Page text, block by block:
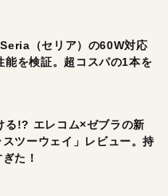
（セリア）の60W対応
能を検証。超コスパの1本を
る!? エレコム×ゼブラの新
ツーウェイ」レビュー。持
た！